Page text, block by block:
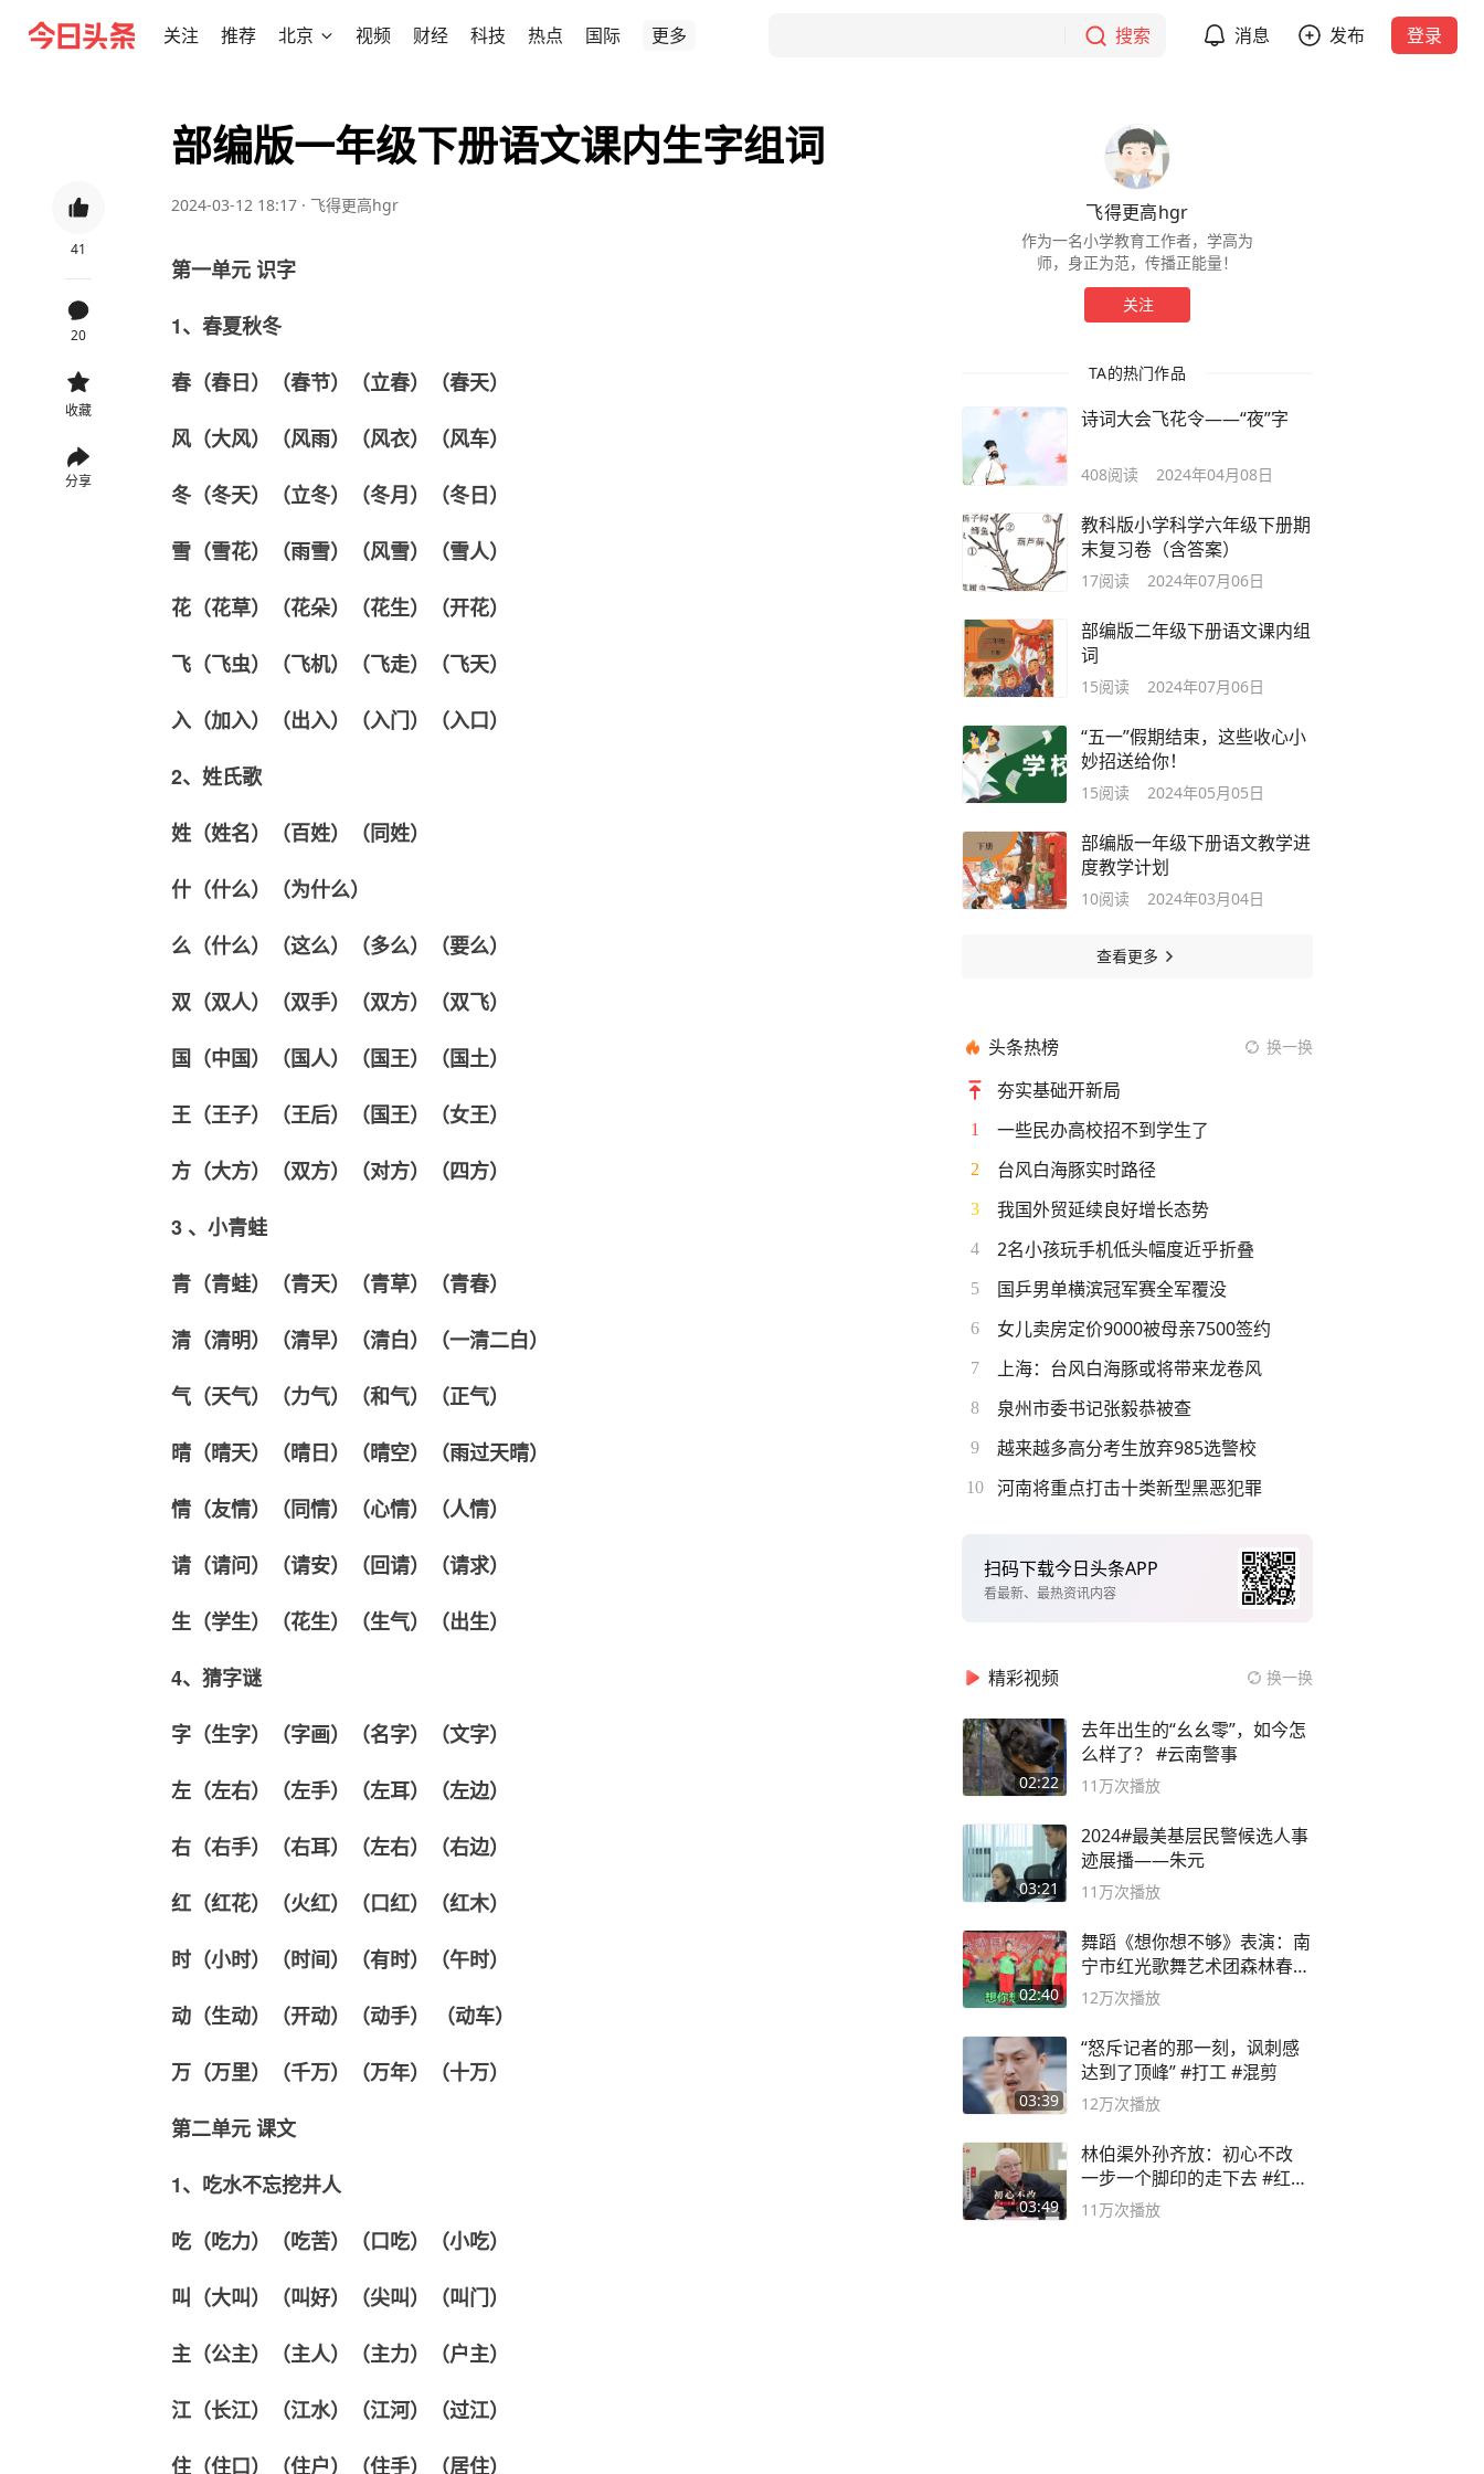
关注 推荐 北京 视频 财经 科技 热点 国际 更多 搜索 消息 发布 登录
41
20
收藏
分享
部编版一年级下册语文课内生字组词
2024-03-12 18:17 · 飞得更高hgr
第一单元 识字
1、春夏秋冬
春（春日）（春节）（立春）（春天）
风（大风）（风雨）（风衣）（风车）
冬（冬天）（立冬）（冬月）（冬日）
雪（雪花）（雨雪）（风雪）（雪人）
花（花草）（花朵）（花生）（开花）
飞（飞虫）（飞机）（飞走）（飞天）
入（加入）（出入）（入门）（入口）
2、姓氏歌
姓（姓名）（百姓）（同姓）
什（什么）（为什么）
么（什么）（这么）（多么）（要么）
双（双人）（双手）（双方）（双飞）
国（中国）（国人）（国王）（国土）
王（王子）（王后）（国王）（女王）
方（大方）（双方）（对方）（四方）
3 、小青蛙
青（青蛙）（青天）（青草）（青春）
清（清明）（清早）（清白）（一清二白）
气（天气）（力气）（和气）（正气）
晴（晴天）（晴日）（晴空）（雨过天晴）
情（友情）（同情）（心情）（人情）
请（请问）（请安）（回请）（请求）
生（学生）（花生）（生气）（出生）
4、猜字谜
字（生字）（字画）（名字）（文字）
左（左右）（左手）（左耳）（左边）
右（右手）（右耳）（左右）（右边）
红（红花）（火红）（口红）（红木）
时（小时）（时间）（有时）（午时）
动（生动）（开动）（动手） （动车）
万（万里）（千万）（万年）（十万）
第二单元 课文
1、吃水不忘挖井人
吃（吃力）（吃苦）（口吃）（小吃）
叫（大叫）（叫好）（尖叫）（叫门）
主（公主）（主人）（主力）（户主）
江（长江）（江水）（江河）（过江）
住（住口）（住户）（住手）（居住）
飞得更高hgr
作为一名小学教育工作者，学高为
师，身正为范，传播正能量！
关注
TA的热门作品
诗词大会飞花令——“夜”字
408阅读 2024年04月08日
教科版小学科学六年级下册期
末复习卷（含答案）
17阅读 2024年07月06日
部编版二年级下册语文课内组
词
15阅读 2024年07月06日
“五一”假期结束，这些收心小
妙招送给你！
15阅读 2024年05月05日
部编版一年级下册语文教学进
度教学计划
10阅读 2024年03月04日
查看更多
头条热榜 换一换
夯实基础开新局
1 一些民办高校招不到学生了
2 台风白海豚实时路径
3 我国外贸延续良好增长态势
4 2名小孩玩手机低头幅度近乎折叠
5 国乒男单横滨冠军赛全军覆没
6 女儿卖房定价9000被母亲7500签约
7 上海：台风白海豚或将带来龙卷风
8 泉州市委书记张毅恭被查
9 越来越多高分考生放弃985选警校
10 河南将重点打击十类新型黑恶犯罪
扫码下载今日头条APP
看最新、最热资讯内容
精彩视频 换一换
02:22
去年出生的“幺幺零”，如今怎
么样了？ #云南警事
11万次播放
03:21
2024#最美基层民警候选人事
迹展播——朱元
11万次播放
02:40
舞蹈《想你想不够》表演：南
宁市红光歌舞艺术团森林春红
舞蹈队。
12万次播放
03:39
“怒斥记者的那一刻，讽刺感
达到了顶峰” #打工 #混剪
12万次播放
03:49
林伯渠外孙齐放：初心不改
一步一个脚印的走下去 #红船
论坛
11万次播放